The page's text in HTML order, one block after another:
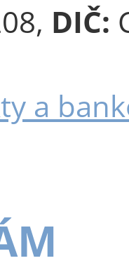
DIČ:
a